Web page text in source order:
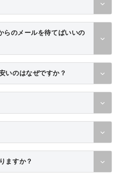
のメールを待てばいいの
いのはなぜですか？
ますか？